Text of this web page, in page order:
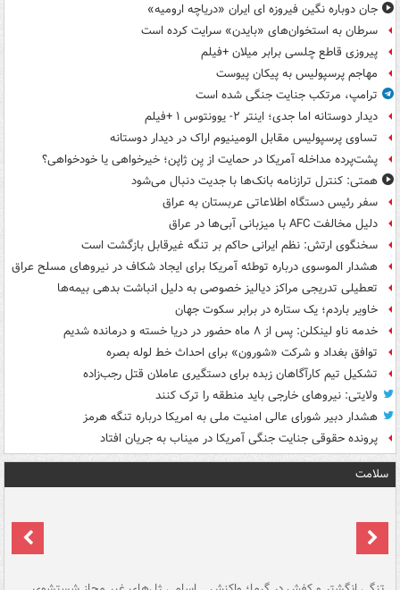
جان دوباره نگین فیروزه ای ایران «دریاچه ارومیه»
سرطان به استخوان‌های «بایدن» سرایت کرده است
پیروزی قاطع چلسی برابر میلان +فیلم
مهاجم پرسپولیس به پیکان پیوست
ترامپ، مرتکب جنایت جنگی شده است
دیدار دوستانه اما جدی؛ اینتر ۲- یوونتوس ۱ +فیلم
تساوی پرسپولیس مقابل الومینیوم اراک در دیدار دوستانه
پشت‌پرده مداخله آمریکا در حمایت از یِن ژاپن؛ خیرخواهی یا خودخواهی؟
همتی: کنترل ترازنامه بانک‌ها با جدیت دنبال می‌شود
سفر رئیس دستگاه اطلاعاتی عربستان به عراق
دلیل مخالفت AFC با میزبانی آبی‌ها در عراق
سخنگوی ارتش: نظم ایرانی حاکم بر تنگه غیرقابل بازگشت است
هشدار الموسوی درباره توطئه آمریکا برای ایجاد شکاف در نیروهای مسلح عراق
تعطیلی تدریجی مراکز دیالیز خصوصی به دلیل انباشت بدهی بیمه‌ها
خاویر باردم؛ یک ستاره در برابر سکوت جهان
خدمه ناو لینکلن: پس از ۸ ماه حضور در دریا خسته و درمانده‌ شدیم
توافق بغداد و شرکت «شورون» برای احداث خط لوله بصره
تشکیل تیم کارآگاهان زبده برای دستگیری عاملان قتل رجب‌زاده
ولایتی: نیروهای خارجی باید منطقه را ترک کنند
هشدار دبیر شورای عالی امنیت ملی به امریکا درباره تنگه هرمز
پرونده حقوقی جنایت جنگی آمریکا در میناب به جریان افتاد
سلامت